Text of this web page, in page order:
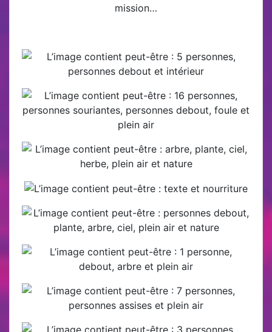
mission…